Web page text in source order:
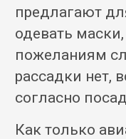
предлагают
одевать
пожеланиям
рассадки нет,
согласно
Как только